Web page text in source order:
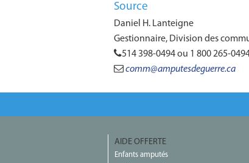
Source
Daniel H. Lanteigne
Gestionnaire, Division des
514 398-0494 ou 1 800 265-
comm@amputesdeguerre.ca
AIDE OFFERTE
Enfants amputés